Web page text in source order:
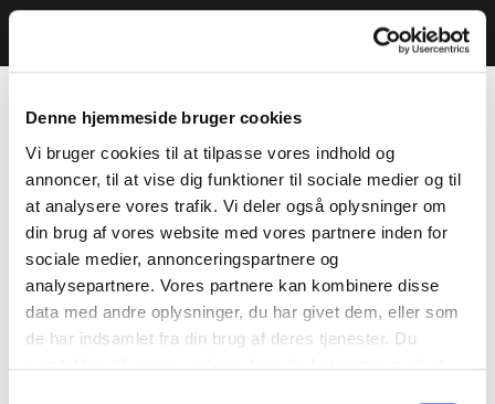
Denne hjemmeside bruger cookies
Vi bruger cookies til at tilpasse vores indhold og
annoncer, til at vise dig funktioner til sociale medier og til
at analysere vores trafik. Vi deler også oplysninger om
din brug af vores website med vores partnere inden for
sociale medier, annonceringspartnere og
analysepartnere. Vores partnere kan kombinere disse
data med andre oplysninger, du har givet dem, eller som
de har indsamlet fra din brug af deres tjenester. Du